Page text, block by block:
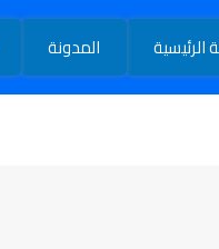
الرئيسية المدونة
خبراء الترميم